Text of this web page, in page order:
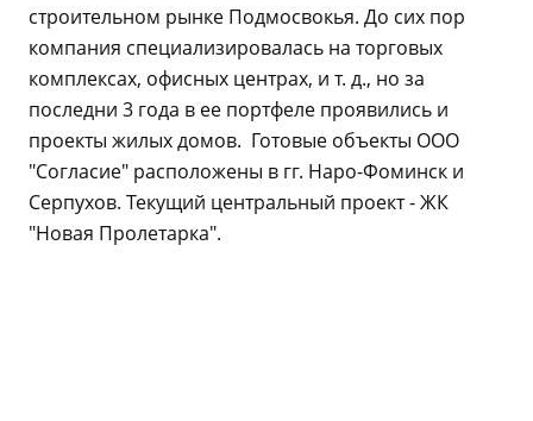
строительном рынке Подмосвокья. До сих пор
компания специализировалась на торговых
комплексах, офисных центрах, и т. д., но за
последни 3 года в ее портфеле проявились и
проекты жилых домов. Готовые объекты ООО
"Согласие" расположены в гг. Наро-Фоминск и
Серпухов. Текущий центральный проект - ЖК
"Новая Пролетарка".